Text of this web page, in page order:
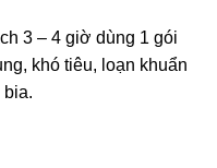
3 – 4 giờ dùng 1 gói
khó tiêu, loạn khuẩn